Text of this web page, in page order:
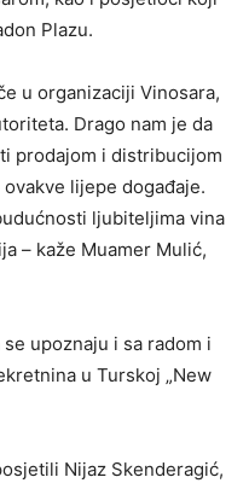
Plazu.
u organizaciji Vinosara,
Drago nam je da
prodajom i distribucijom
lijepe događaje.
ljubiteljima vina
– kaže Muamer Mulić,
upoznaju i sa radom i
u Turskoj „New
Nijaz Skenderagić,